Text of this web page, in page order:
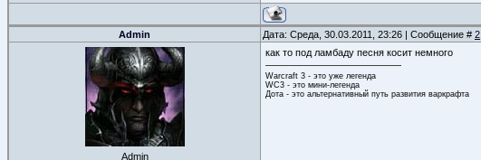
Admin Дата: Среда, 30.03.2011, 23:26 | Сообщение # 2
Admin
как то под ламбаду песня косит немного
Warcraft 3 - это уже легенда
WC3 - это мини-легенда
Дота - это альтернативный путь развития варкрафта